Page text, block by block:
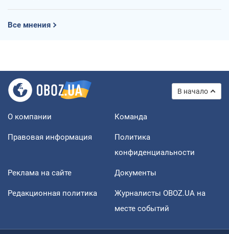
Все мнения
В начало
О компании Команда
Правовая информация
Политика
конфиденциальности
Реклама на сайте Документы
Редакционная политика
Журналисты OBOZ.UA на
месте событий